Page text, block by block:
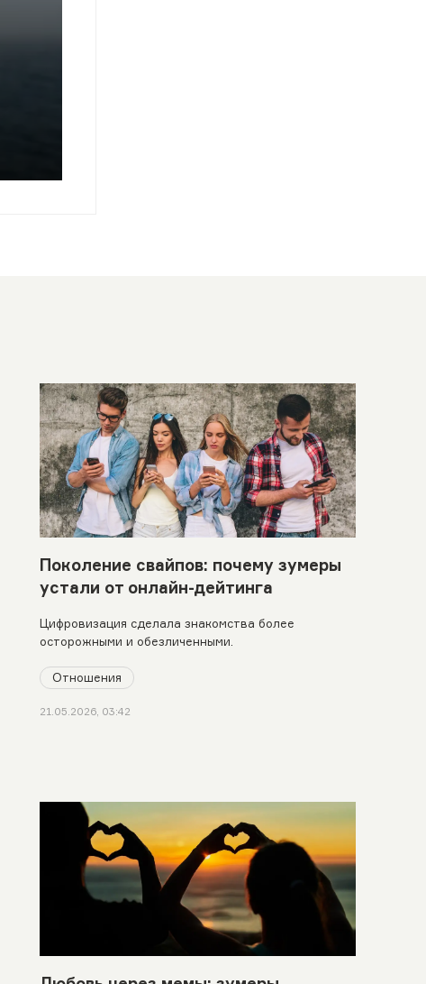
Поколение свайпов: почему зумеры
устали от онлайн-дейтинга
Цифровизация сделала знакомства более
осторожными и обезличенными.
Отношения
21.05.2026, 03:42